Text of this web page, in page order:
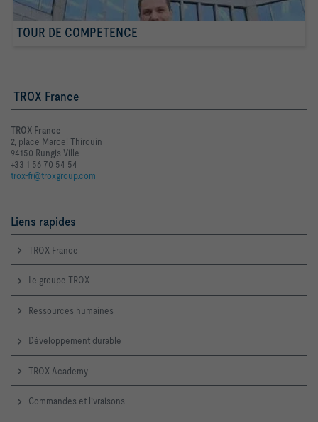
TOUR DE COMPETENCE
TROX France
TROX France
2, place Marcel Thirouin
94150 Rungis Ville
+33 1 56 70 54 54
trox-fr@troxgroup.com
Liens rapides
TROX France
Le groupe TROX
Ressources humaines
Développement durable
TROX Academy
Commandes et livraisons